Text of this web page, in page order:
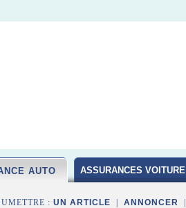
AUTO ASSURANCES VOITURE
: UN ARTICLE ANNONCER